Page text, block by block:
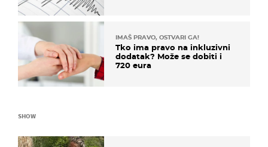
IMAŠ PRAVO, OSTVARI GA!
Tko ima pravo na inkluzivni
dodatak? Može se dobiti i
720 eura
SHOW